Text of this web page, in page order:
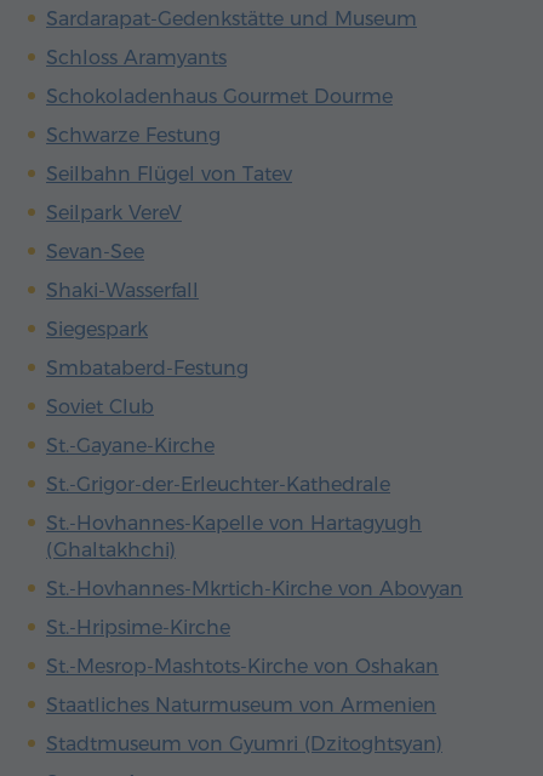
Sardarapat-Gedenkstätte und Museum
Schloss Aramyants
Schokoladenhaus Gourmet Dourme
Schwarze Festung
Seilbahn Flügel von Tatev
Seilpark VereV
Sevan-See
Shaki-Wasserfall
Siegespark
Smbataberd-Festung
Soviet Club
St.-Gayane-Kirche
St.-Grigor-der-Erleuchter-Kathedrale
St.-Hovhannes-Kapelle von Hartagyugh
(Ghaltakhchi)
St.-Hovhannes-Mkrtich-Kirche von Abovyan
St.-Hripsime-Kirche
St.-Mesrop-Mashtots-Kirche von Oshakan
Staatliches Naturmuseum von Armenien
Stadtmuseum von Gyumri (Dzitoghtsyan)